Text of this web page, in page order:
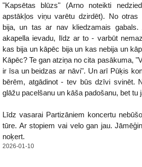
"Kapsētas blūzs" (Arno noteikti
apstākļos viņu varētu dzirdēt). No otras
bija, un tas ar nav kliedzamais
akapella ievadu, līdz ar to - varbūt
kas bija un kāpēc bija un kas nebija un
Kāpēc? Te gan atziņa no cita pasākuma,
ir īsa un beidzas ar nāvi". Un arī Pūķis
bērēm, atgādinot - tev būs dzīvi svinēt.
glāžu pacelšanu un kāša padošanu, bet tu
Līdz vasarai Partizāniem koncertu
tūre. Ar stopiem vai velo gan jau.
noķert.
2026-01-10